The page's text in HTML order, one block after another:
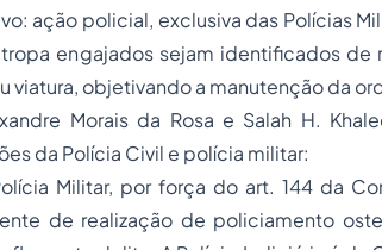
ação policial, exclusiva das Polícias
engajados sejam identificados de
viatura, objetivando a manutenção da
Morais da Rosa e Salah H.
da Polícia Civil e polícia militar:
Militar, por força do art. 144 da
de realização de policiamento